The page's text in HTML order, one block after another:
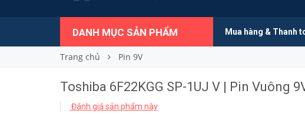
DANH MỤC SẢN PHẨM Mua hàng & Thanh
Trang chủ Pin 9V
Toshiba 6F22KGG SP-1UJ V | Pin Vuông
Đánh giá sản phẩm này